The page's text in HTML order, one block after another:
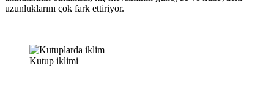
uzunluklarını çok fark ettiriyor.
Kutup iklimi